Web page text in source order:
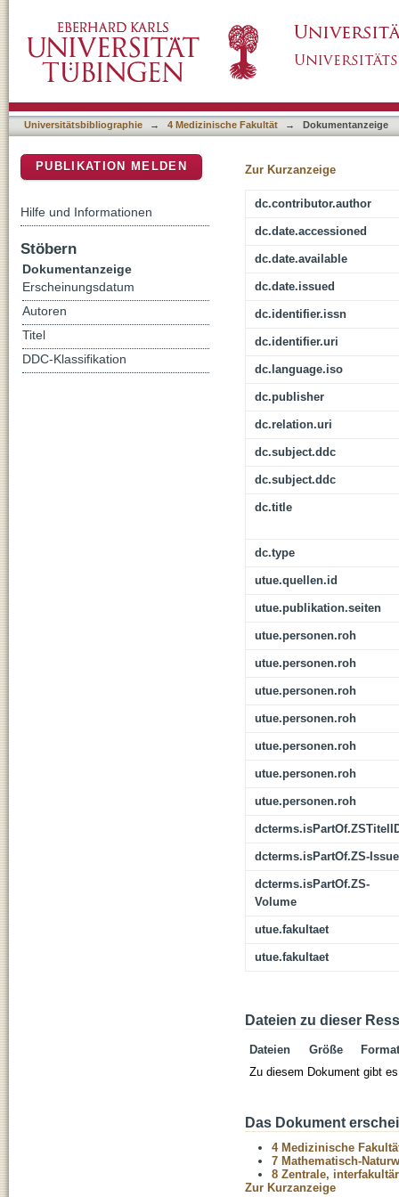
Spectroscopy
Universitätsbibliographie → 4 Medizinische Fakultät → Dokumentanzeige
Zur Kurzanzeige
dc.contributor.author
dc.date.accessioned
dc.date.available
dc.date.issued
dc.identifier.issn
dc.identifier.uri
dc.language.iso
dc.publisher
dc.relation.uri
dc.subject.ddc
dc.subject.ddc
dc.title
dc.type
utue.quellen.id
utue.publikation.seiten
utue.personen.roh
utue.personen.roh
utue.personen.roh
utue.personen.roh
utue.personen.roh
utue.personen.roh
utue.personen.roh
dcterms.isPartOf.ZS-Issue
dcterms.isPartOf.ZS-
Volume
utue.fakultaet
utue.fakultaet
Dateien zu dieser
Dateien Größe
Format
Zu diesem Dokument gibt
Das Dokument
4 Medizinische
7 Mathematisch-
8 Zentrale,
Zur Kurzanzeige
PUBLIKATION MELDEN
Hilfe und Informationen
Stöbern
Dokumentanzeige
Erscheinungsdatum
Autoren
Titel
DDC-Klassifikation